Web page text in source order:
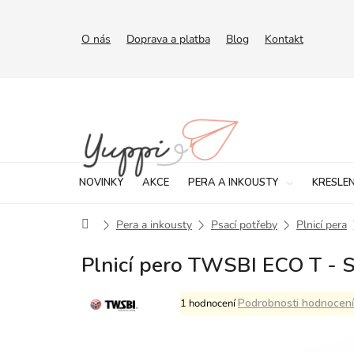
O nás Doprava a platba Blog Kontakt
NOVINKY AKCE PERA A INKOUSTY
DomůPera a inkousty Psací potřeby Plnicí pera
Plnicí pero TWSBI ECO T -
Průměrné
hodnocení
1 hodnoceníPodrobnosti hodnocení